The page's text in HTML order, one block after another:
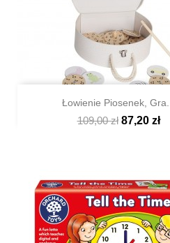
Szybki podgląd
Łowienie Piosenek, Gra...
109,00 zł 87,20 zł